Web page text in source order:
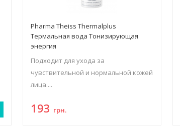
Pharma Theiss Thermalplus
Термальная вода Тонизирующая
энергия
Подходит для ухода за
чувствительной и нормальной кожей
лица....
193 грн.